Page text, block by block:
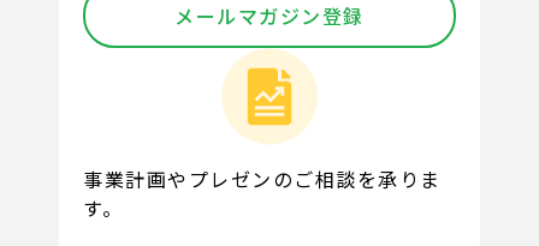
メールマガジン登録
事業計画やプレゼンのご相談を承りま
す。